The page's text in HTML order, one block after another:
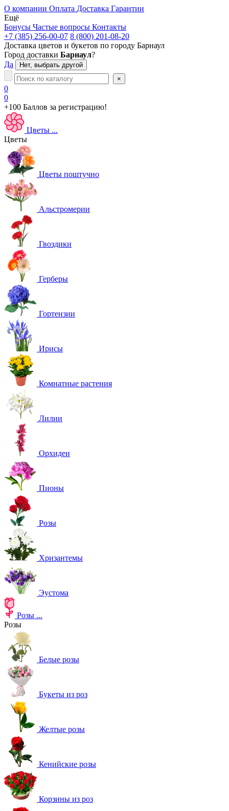
О компании Оплата Доставка Гарантии
Ещё
Бонусы Частые вопросы Контакты
+7 (385) 256-00-07 8 (800) 201-08-20
Доставка цветов и букетов по городу Барнаул
Город доставки Барнаул?
Да
Нет, выбрать другой
×
0
0
+100 Баллов за регистрацию!
Цветы ...
Цветы
Цветы поштучно
Альстромерии
Гвоздики
Герберы
Гортензии
Ирисы
Комнатные растения
Лилии
Орхидеи
Пионы
Розы
Хризантемы
Эустома
Розы ...
Розы
Белые розы
Букеты из роз
Желтые розы
Кенийские розы
Корзины из роз